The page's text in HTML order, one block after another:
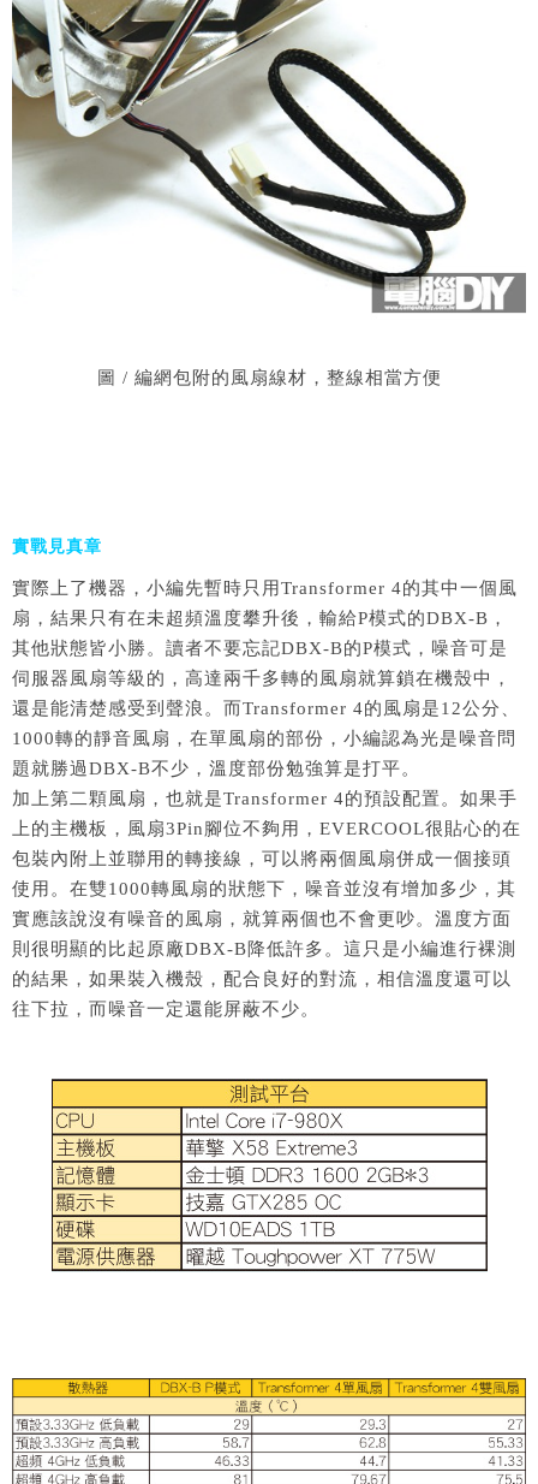
圖 / 編網包附的風扇線材，整線相當方便
實戰見真章
實際上了機器，小編先暫時只用Transformer 4的其中一個風
扇，結果只有在未超頻溫度攀升後，輸給P模式的DBX-B，
其他狀態皆小勝。讀者不要忘記DBX-B的P模式，噪音可是
伺服器風扇等級的，高達兩千多轉的風扇就算鎖在機殼中，
還是能清楚感受到聲浪。而Transformer 4的風扇是12公分、
1000轉的靜音風扇，在單風扇的部份，小編認為光是噪音問
題就勝過DBX-B不少，溫度部份勉強算是打平。
加上第二顆風扇，也就是Transformer 4的預設配置。如果手
上的主機板，風扇3Pin腳位不夠用，EVERCOOL很貼心的在
包裝內附上並聯用的轉接線，可以將兩個風扇併成一個接頭
使用。在雙1000轉風扇的狀態下，噪音並沒有增加多少，其
實應該說沒有噪音的風扇，就算兩個也不會更吵。溫度方面
則很明顯的比起原廠DBX-B降低許多。這只是小編進行裸測
的結果，如果裝入機殼，配合良好的對流，相信溫度還可以
往下拉，而噪音一定還能屏蔽不少。